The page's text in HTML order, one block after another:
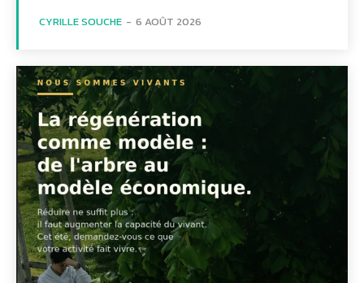
CYRILLE SOUCHE - 6 AOÛT 2026